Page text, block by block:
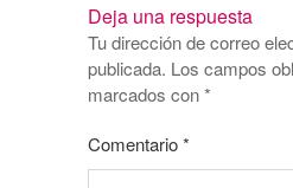
Deja una respuesta
Tu dirección de correo
publicada. Los campos
marcados con*
Comentario*